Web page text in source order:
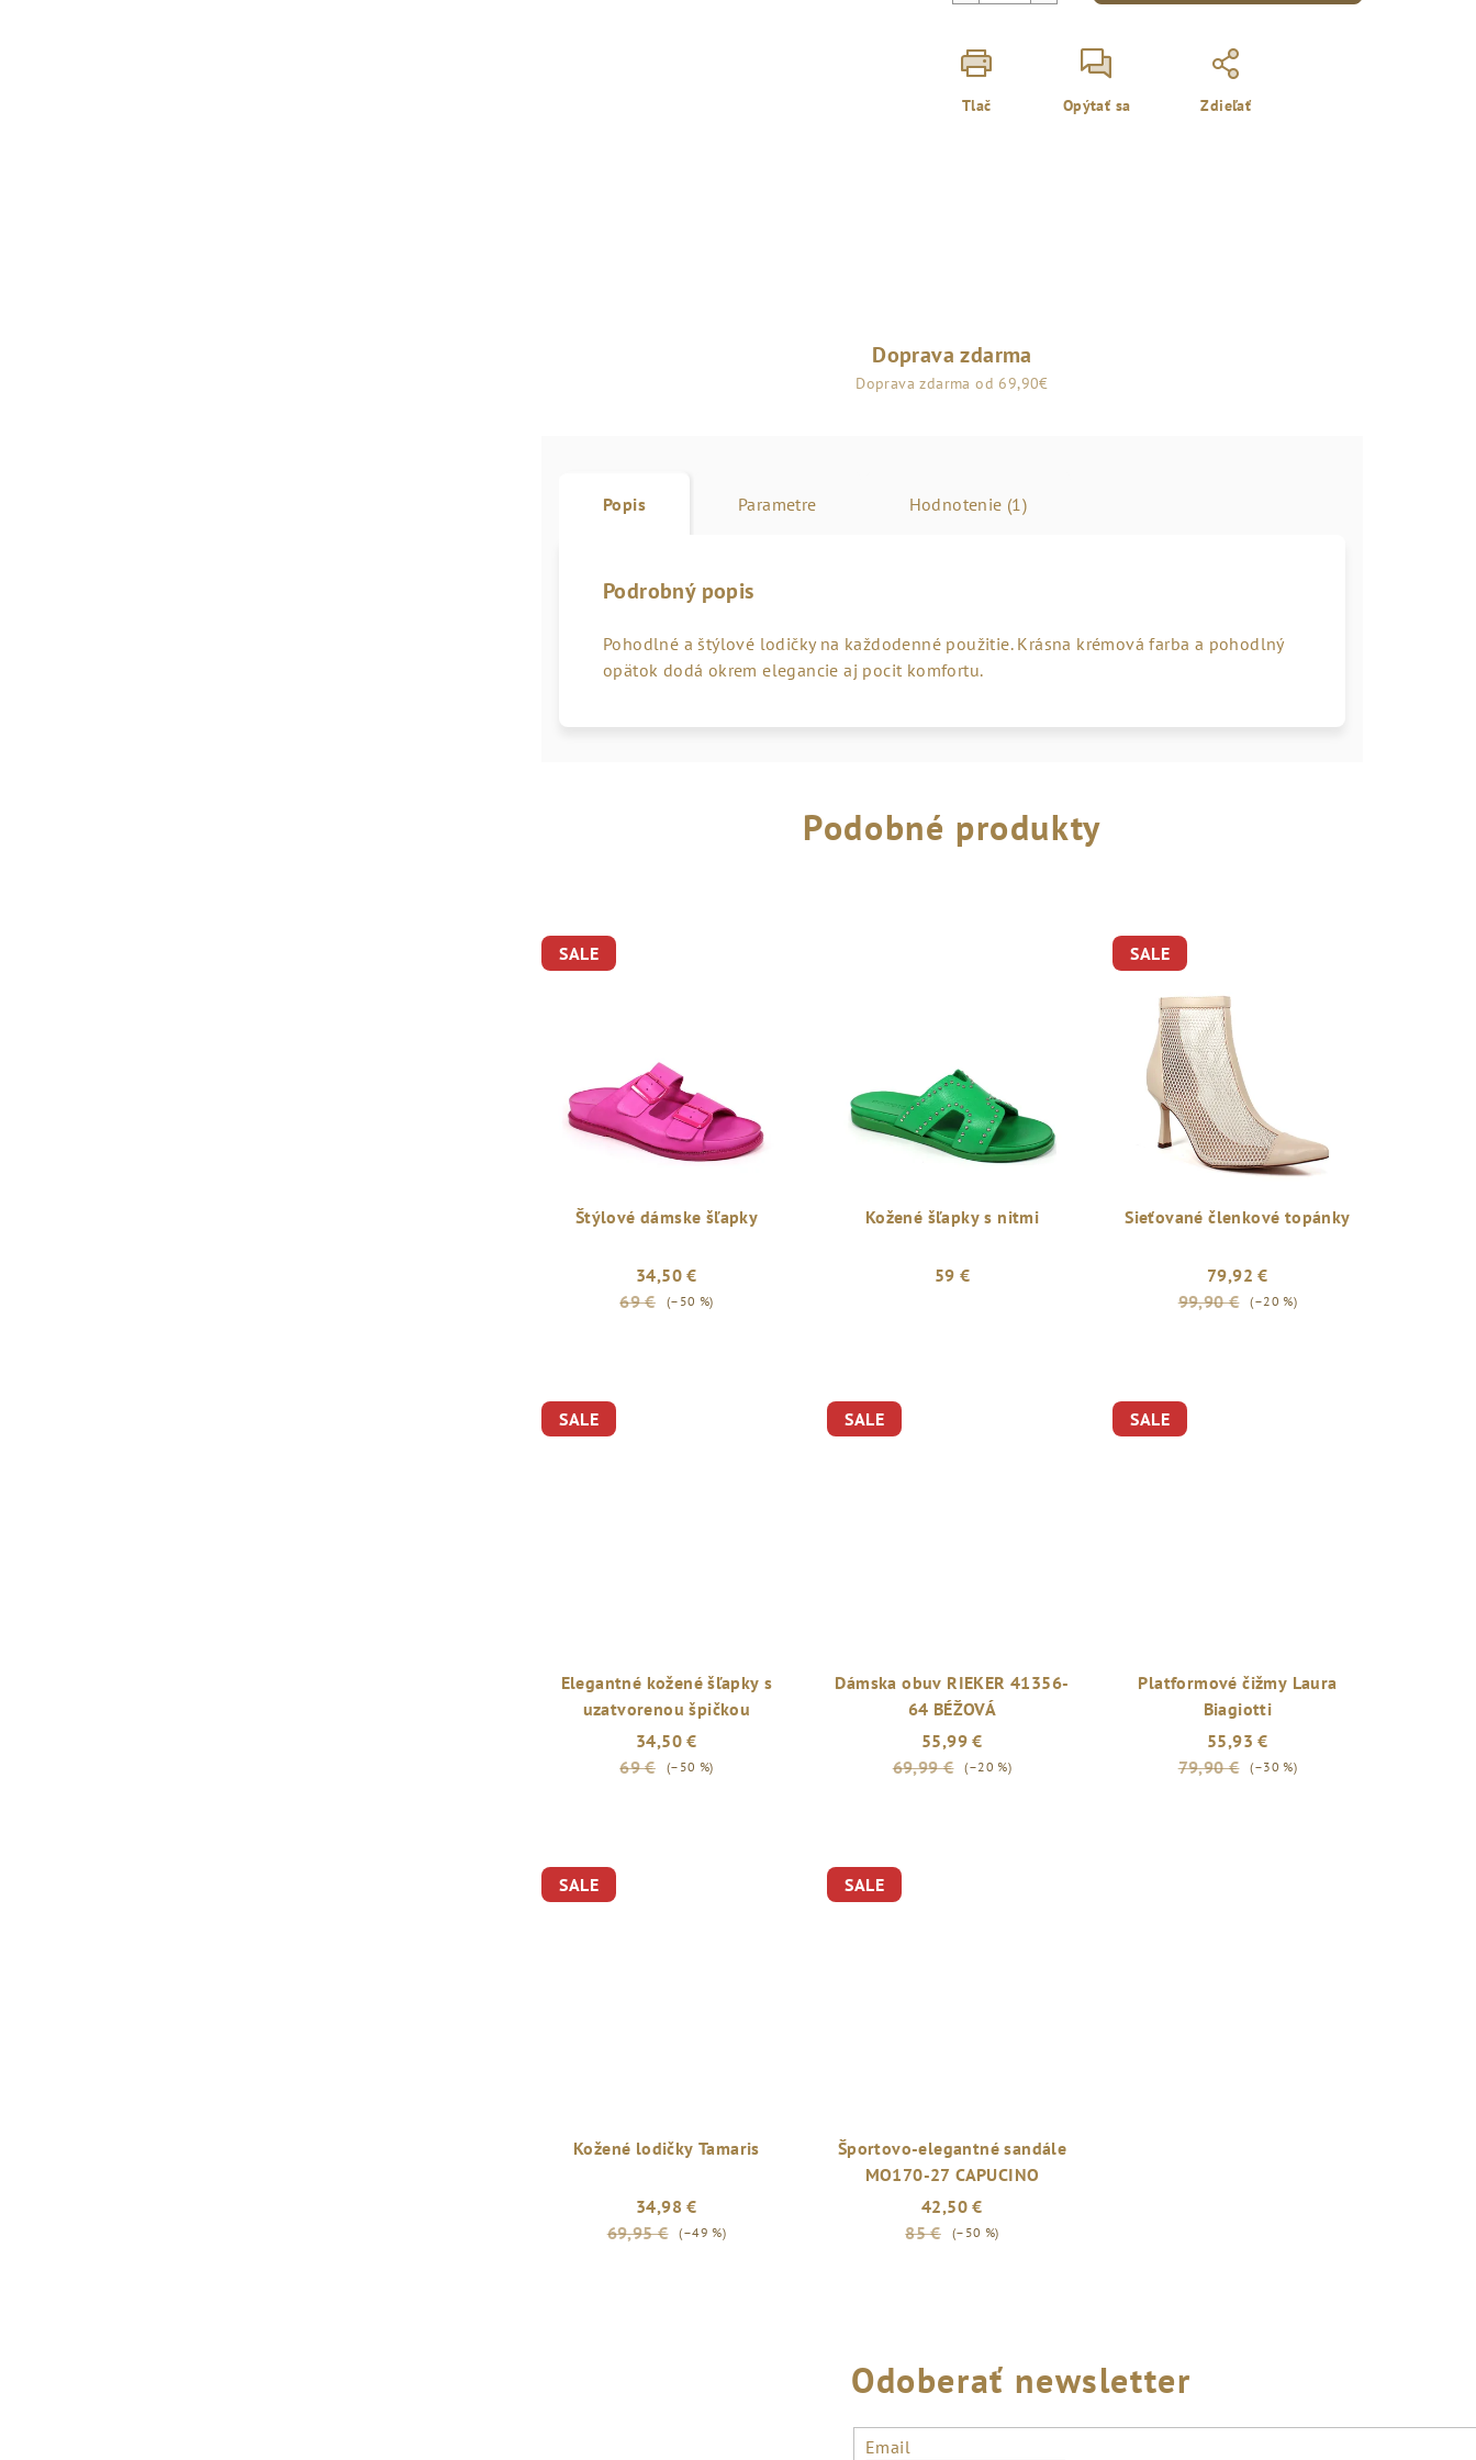
Tlač Opýtať sa Zdieľať
Doprava zdarma
Doprava zdarma od 69,90€
Popis Parametre Hodnotenie (1)
Podrobný popis
Pohodlné a štýlové lodičky na každodenné použitie. Krásna krémová farba a pohodlný
opätok dodá okrem elegancie aj pocit komfortu.
Podobné produkty
SALE
Štýlové dámske šľapky
34,50 €
69 €
(–50 %)
Kožené šľapky s nitmi
59 €
SALE
Sieťované členkové topánky
79,92 €
99,90 €
(–20 %)
SALE
Elegantné kožené šľapky s
uzatvorenou špičkou
34,50 €
69 €
(–50 %)
SALE
Dámska obuv RIEKER 41356-
64 BÉŽOVÁ
55,99 €
69,99 €
(–20 %)
SALE
Platformové čižmy Laura
Biagiotti
55,93 €
79,90 €
(–30 %)
SALE
Kožené lodičky Tamaris
34,98 €
69,95 €
(–49 %)
SALE
Športovo-elegantné sandále
MO170-27 CAPUCINO
42,50 €
85 €
(–50 %)
Odoberať newsletter
Email